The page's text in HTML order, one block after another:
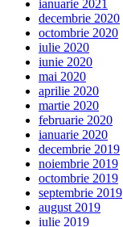
ianuarie 2021
decembrie 2020
octombrie 2020
iulie 2020
iunie 2020
mai 2020
aprilie 2020
martie 2020
februarie 2020
ianuarie 2020
decembrie 2019
noiembrie 2019
octombrie 2019
septembrie 2019
august 2019
iulie 2019